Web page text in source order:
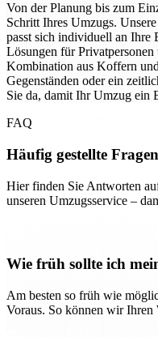
Von der Planung bis zum
Schritt Ihres Umzugs.
passt sich individuell an Ihre
Lösungen für
Kombination aus Koffern
Gegenständen oder ein
Sie da, damit Ihr Umzug ein
FAQ
Häufig gestellte Fragen
Hier finden Sie Antworten
unseren Umzugsservice –
Wie früh sollte ich
Am besten so früh wie
Voraus. So können wir Ihren